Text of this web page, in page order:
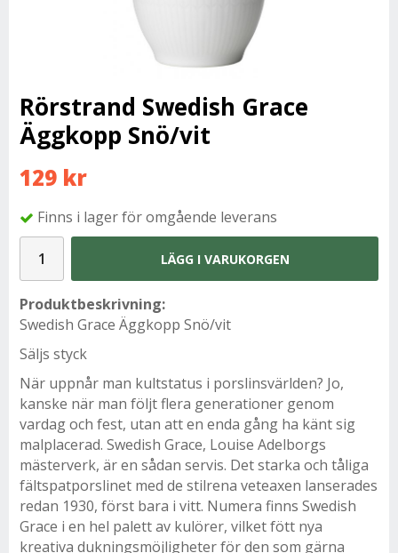
Rörstrand Swedish Grace
Äggkopp Snö/vit
129 kr
Finns i lager för omgående leverans
LÄGG I VARUKORGEN
Produktbeskrivning:
Swedish Grace Äggkopp Snö/vit
Säljs styck
När uppnår man kultstatus i porslinsvärlden? Jo,
kanske när man följt flera generationer genom
vardag och fest, utan att en enda gång ha känt sig
malplacerad. Swedish Grace, Louise Adelborgs
mästerverk, är en sådan servis. Det starka och tåliga
fältspatporslinet med de stilrena veteaxen lanserades
redan 1930, först bara i vitt. Numera finns Swedish
Grace i en hel palett av kulörer, vilket fött nya
kreativa dukningsmöjligheter för den som gärna